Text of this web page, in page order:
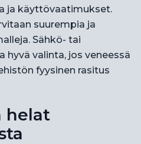
ja käyttövaatimukset.
suurempia ja
Sähkö- tai
hyvä valinta, jos veneessä
fyysinen rasitus
helat